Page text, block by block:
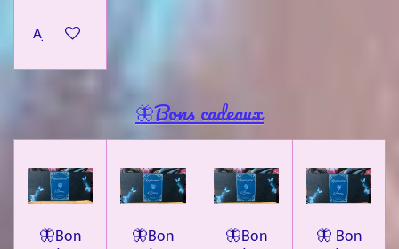
Ajouter au panier
🦋Bons cadeaux
🦋Bon
🦋Bon
🦋Bon
🦋 Bon